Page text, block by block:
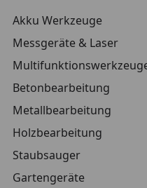
Akku Werkzeuge
Messgeräte & Laser
Betonbearbeitung
Metallbearbeitung
Holzbearbeitung
Staubsauger
Gartengeräte